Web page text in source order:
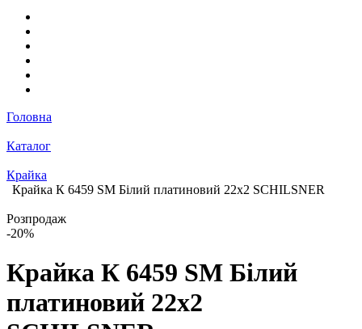
Головна
Каталог
Крайка
Крайка К 6459 SM Білий платиновий 22х2 SCHILSNER
Розпродаж
-20%
Крайка К 6459 SM Білий
платиновий 22х2